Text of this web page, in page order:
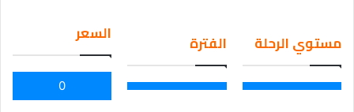
مستوي الرحلة الفترة السعر
0